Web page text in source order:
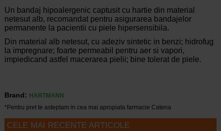
Un bandaj hipoalergenic captusit cu hartie din material
netesut alb, recomandat pentru asigurarea bandajelor
permanente la pacientii cu piele hipersensibila.
Din material alb netesut, cu adeziv sintetic in benzi; hidrofug
la impregnare; foarte permeabil pentru aer si vapori,
impiedicand astfel macerarea pielii; bine tolerat de piele.
Brand:
HARTMANN
*Pentru pret te asteptam in cea mai apropiata farmacie Catena
CELE MAI RECENTE ARTICOLE